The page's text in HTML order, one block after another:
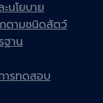
นโยบาย
ตามชนิดสัตว์
ฐาน
ารทดสอบ